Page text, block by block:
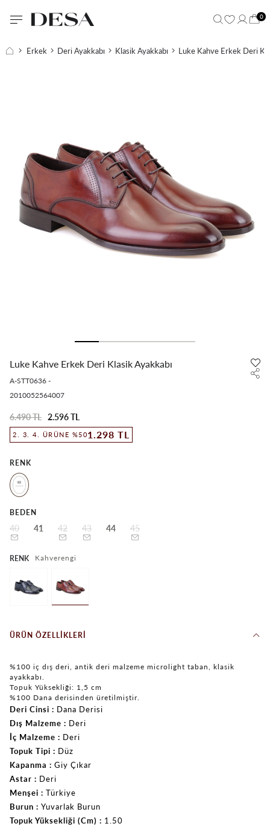
0
Erkek Deri Ayakkabı Klasik Ayakkabı Luke Kahve Erkek Deri
Luke Kahve Erkek Deri Klasik Ayakkabı
A-STT0636 -
2010052564007
6.490 TL 2.596 TL
2. 3. 4. ÜRÜNE %501.298 TL
RENK
BEDEN
40 41 42 43 44 45
RENK Kahverengi
ÜRÜN ÖZELLIKLERI
%100 iç dış deri, antik deri malzeme microlight taban, klasik
ayakkabı.
Topuk Yüksekliği: 1,5 cm
%100 Dana derisinden üretilmiştir.
Deri Cinsi
Dana Derisi
Dış Malzeme
Deri
İç Malzeme
Deri
Topuk Tipi
Düz
Kapanma
Giy Çıkar
Astar
Deri
Menşei
Türkiye
Burun
Yuvarlak Burun
Topuk Yüksekliği (Cm)
1.50